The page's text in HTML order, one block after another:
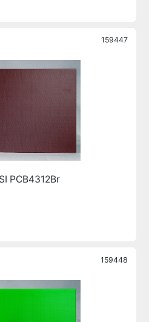
159447
PCB4312Br
159448